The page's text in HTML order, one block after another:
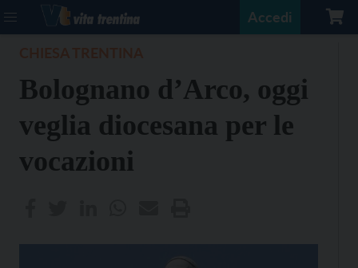
Accedi
Bolognano d’Arco, oggi
veglia diocesana per le
vocazioni